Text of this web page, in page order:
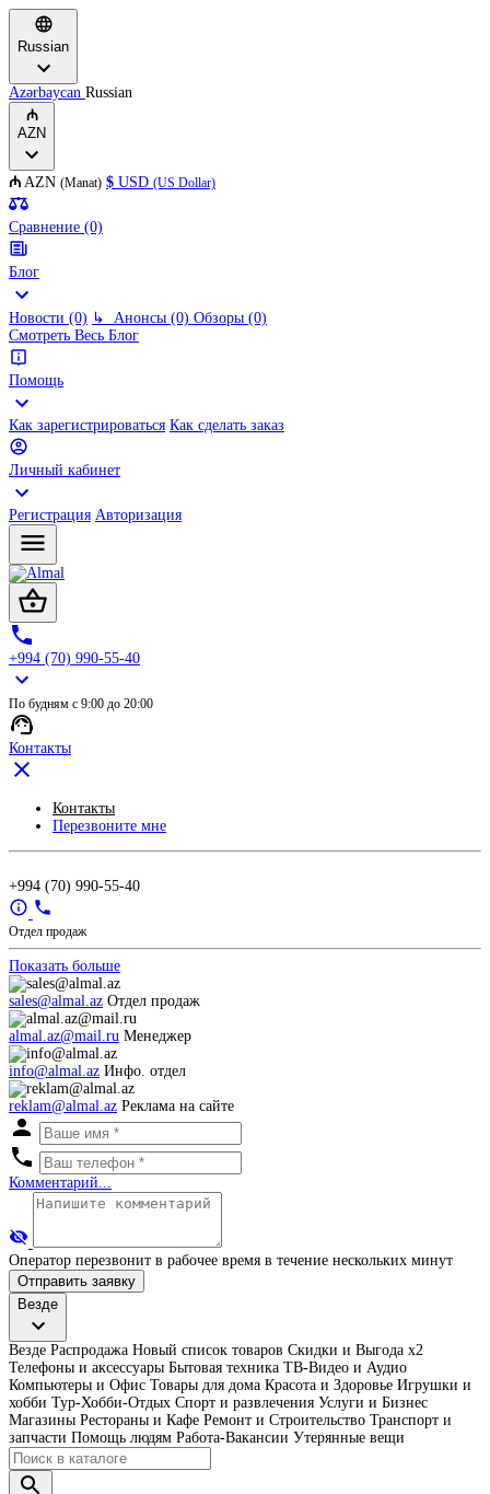
Russian
Azərbaycan Russian
₼
AZN
₼ AZN (Manat) $ USD (US Dollar)
Сравнение (0)
Блог
Новости (0) ↳ Анонсы (0) Обзоры (0)
Смотреть Весь Блог
Помощь
Как зарегистрироваться Как сделать заказ
Личный кабинет
Регистрация Авторизация
+994 (70) 990-55-40
По будням с 9:00 до 20:00
Контакты
Контакты
Перезвоните мне
+994 (70) 990-55-40
Отдел продаж
Показать больше
sales@almal.az Отдел продаж
almal.az@mail.ru Менеджер
info@almal.az Инфо. отдел
reklam@almal.az Реклама на сайте
Комментарий...
Оператор перезвонит в рабочее время в течение нескольких минут
Отправить заявку
Везде
Везде Распродажа Новый список товаров Скидки и Выгода x2
Телефоны и аксессуары Бытовая техника ТВ-Видео и Аудио
Компьютеры и Офис Товары для дома Красота и Здоровье Игрушки и
хобби Тур-Хобби-Отдых Спорт и развлечения Услуги и Бизнес
Магазины Рестораны и Кафе Ремонт и Строительство Транспорт и
запчасти Помощь людям Работа-Вакансии Утерянные вещи